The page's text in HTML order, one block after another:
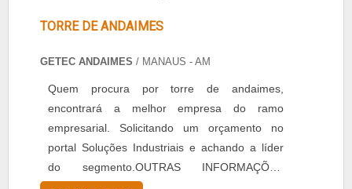
TORRE DE ANDAIMES
GETEC ANDAIMES / MANAUS - AM
Quem procura por torre de andaimes,
encontrará a melhor empresa do ramo
empresarial. Solicitando um orçamento no
portal Soluções Industriais e achando a líder
do segmento.OUTRAS INFORMAÇÕES